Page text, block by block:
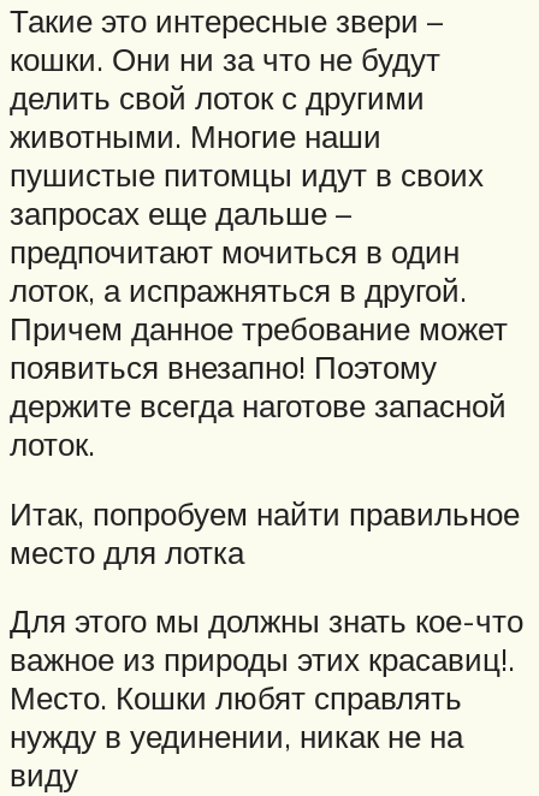
Такие это интересные звери –
кошки. Они ни за что не будут
делить свой лоток с другими
животными. Многие наши
пушистые питомцы идут в своих
запросах еще дальше –
предпочитают мочиться в один
лоток, а испражняться в другой.
Причем данное требование может
появиться внезапно! Поэтому
держите всегда наготове запасной
лоток.
Итак, попробуем найти правильное
место для лотка
Для этого мы должны знать кое-что
важное из природы этих красавиц!.
Место. Кошки любят справлять
нужду в уединении, никак не на
виду